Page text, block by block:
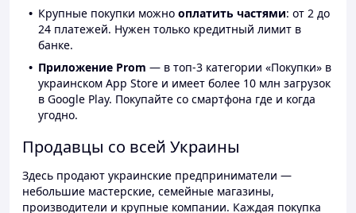
Крупные покупки можно оплатить частями: от 2 до
24 платежей. Нужен только кредитный лимит в
банке.
Приложение Prom — в топ-3 категории «Покупки» в
украинском App Store и имеет более 10 млн загрузок
в Google Play. Покупайте со смартфона где и когда
угодно.
Продавцы со всей Украины
Здесь продают украинские предприниматели —
небольшие мастерские, семейные магазины,
производители и крупные компании. Каждая покупка